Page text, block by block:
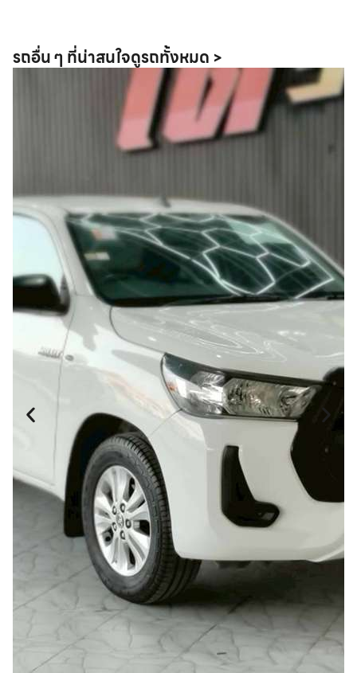
รถอื่น ๆ ที่น่าสนใจดูรถทั้งหมด >